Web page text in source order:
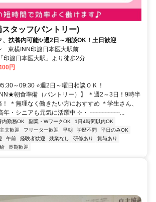
タッフ(パントリー)
、扶養内可能✨週2日～相談OK！土日歓迎
東横INN印旛日本医大駅前
印旛日本医大駅」より徒歩2分
円
～09:30 ⭐週2日～曜日相談ＯＫ！
朝食準備（パントリー）】 ＊週2～3日！9時半
＊無理なく働きたい方におすすめ ＊学生さん、
年・シニアも元気に活躍中 ⊹・ ┈┈┈┈┈...
内勤務OK 副業・WワークOK
1日4時間以内OK
夫歓迎 フリーター歓迎 早朝 学歴不問
平日のみOK
午前 経験者歓迎 残業なし 研修あり
賞与あり
長期歓迎